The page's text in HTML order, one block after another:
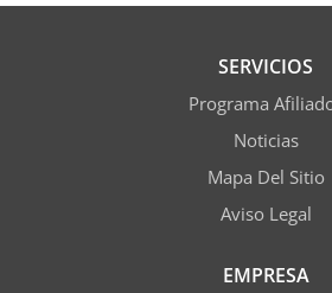
SERVICIOS
Programa
Noticias
Mapa Del Sitio
Aviso Legal
EMPRESA